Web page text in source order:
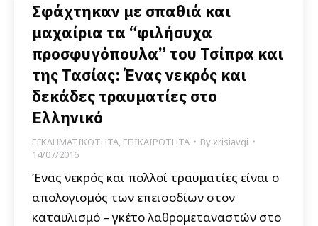
Σφάχτηκαν με σπαθιά και
μαχαίρια τα “φιλήσυχα
προσφυγόπουλα” του Τσίπρα και
της Τασίας: Ένας νεκρός και
δεκάδες τραυματίες στο
Ελληνικό
ΕΓΚΛΗΜΑΤΙΚΟΤΗΤΑ, ΕΠΙΚΑΙΡΟΤΗΤΑ Byxrisiavgi
14/07/2016
Ένας νεκρός και πολλοί τραυματίες είναι ο
απολογισμός των επεισοδίων στον
καταυλισμό – γκέτο λαθρομεταναστών στο